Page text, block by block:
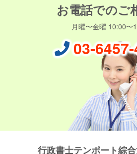
お電話でのご
月曜〜金曜 10:00〜
03-
行政書士テンポート綜